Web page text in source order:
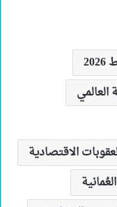
العالمي
الاقتصادية